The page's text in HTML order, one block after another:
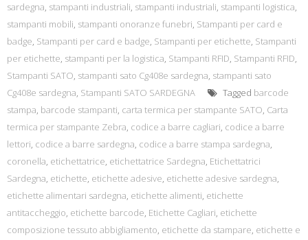
sardegna, stampanti industriali, stampanti industriali, stampanti logistica,
stampanti mobili, stampanti onoranze funebri, Stampanti per card e
badge, Stampanti per card e badge, Stampanti per etichette, Stampanti
per etichette, stampanti per la logistica, Stampanti RFID, Stampanti RFID,
Stampanti SATO, stampanti sato Cg408e sardegna, stampanti sato
Cg408e sardegna, Stampanti SATO SARDEGNA Tagged barcode
stampa, barcode stampanti, carta termica per stampante SATO, Carta
termica per stampante Zebra, codice a barre cagliari, codice a barre
lettori, codice a barre sardegna, codice a barre stampa sardegna,
coronella, etichettatrice, etichettatrice Sardegna, Etichettatrici
Sardegna, etichette, etichette adesive, etichette adesive sardegna,
etichette alimentari sardegna, etichette alimenti, etichette
antitaccheggio, etichette barcode, Etichette Cagliari, etichette
composizione tessuto abbigliamento, etichette da stampare, etichette e